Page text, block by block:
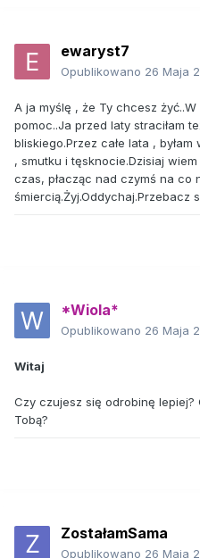
ewaryst7
Opublikowano 26 Maja
A ja myślę , że Ty chcesz
pomoc..Ja przed laty straciłam
bliskiego.Przez całe lata ,
, smutku i tęsknocie.Dzisiaj
czas, płacząc nad czymś na co
śmiercią.Żyj.Oddychaj.Przebacz
*Wiola*
Opublikowano 26 Maja
Witaj
Czy czujesz się odrobinę lepiej?
Tobą?
ZostałamSama
Opublikowano 26 Maja